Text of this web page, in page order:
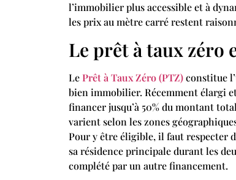
l’immobilier plus accessible et à
les prix au mètre carré restent
Le prêt à taux zéro
LePrêt à Taux Zéro (PTZ)constitue
bien immobilier. Récemment élargi
financer jusqu’à 50% du montant
varient selon les zones
Pour y être éligible, il faut respecter
sa résidence principale durant les
complété par un autre financement.